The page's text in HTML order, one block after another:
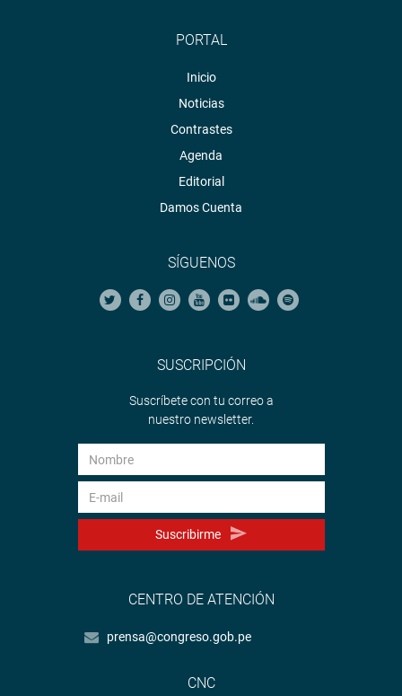
PORTAL
Inicio
Noticias
Contrastes
Agenda
Editorial
Damos Cuenta
SÍGUENOS
SUSCRIPCIÓN
Suscríbete con tu correo a
nuestro newsletter.
Suscribirme
CENTRO DE ATENCIÓN
prensa@congreso.gob.pe
CNC